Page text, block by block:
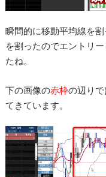
瞬間的に移動平均線を
を割ったのでエントリ
たね。
下の画像の赤枠の辺り
てきています。